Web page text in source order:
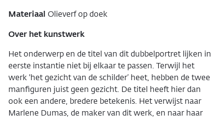
Materiaal Olieverf op doek
Over het kunstwerk
Het onderwerp en de titel van dit dubbelportret lijken in
eerste instantie niet bij elkaar te passen. Terwijl het
werk 'het gezicht van de schilder’ heet, hebben de twee
manfiguren juist geen gezicht. De titel heeft hier dan
ook een andere, bredere betekenis. Het verwijst naar
Marlene Dumas, de maker van dit werk, en naar haar